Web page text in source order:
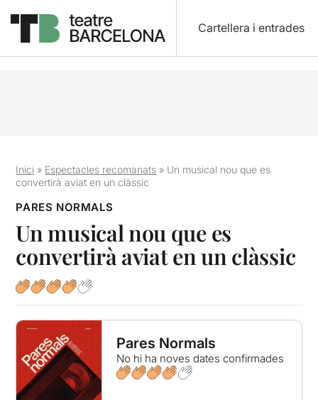
Cartellera i entrades
Inici » Espectacles recomanats » Un musical nou que es
convertirà aviat en un clàssic
PARES NORMALS
Un musical nou que es
convertirà aviat en un clàssic
Pares Normals
No hi ha noves dates confirmades